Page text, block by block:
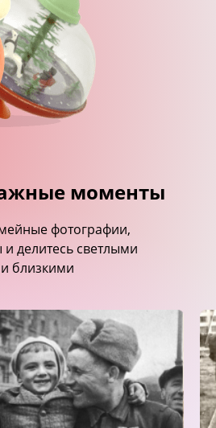
моменты
фотографии,
делитесь светлыми
близкими